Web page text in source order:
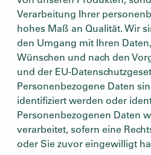
Verarbeitung Ihrer
hohes Maß an Qualität. Wir
den Umgang mit Ihren
Wünschen und nach den
und der EU-
Personenbezogene Daten
identifiziert werden oder
Personenbezogenen Daten
verarbeitet, sofern eine
oder Sie zuvor eingewilligt